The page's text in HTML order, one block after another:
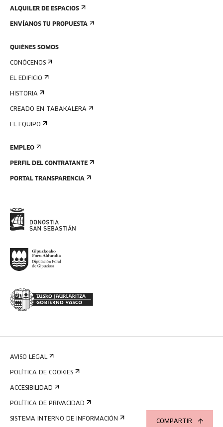
COMPARTIR
ALQUILER DE ESPACIOS
ENVÍANOS TU PROPUESTA
QUIÉNES SOMOS
CONÓCENOS
EL EDIFICIO
HISTORIA
CREADO EN TABAKALERA
EL EQUIPO
EMPLEO
PERFIL DEL CONTRATANTE
PORTAL TRANSPARENCIA
AVISO LEGAL
POLÍTICA DE COOKIES
ACCESIBILIDAD
POLÍTICA DE PRIVACIDAD
SISTEMA INTERNO DE INFORMACIÓN